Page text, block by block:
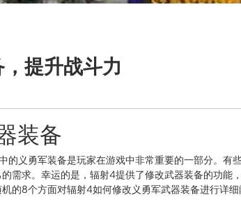
提升战斗力
装备
的义勇军装备是玩家在游戏中非常重要的一部分。有
需求。幸运的是，辐射4提供了修改武器装备的功能，
的8个方面对辐射4如何修改义勇军武器装备进行详细